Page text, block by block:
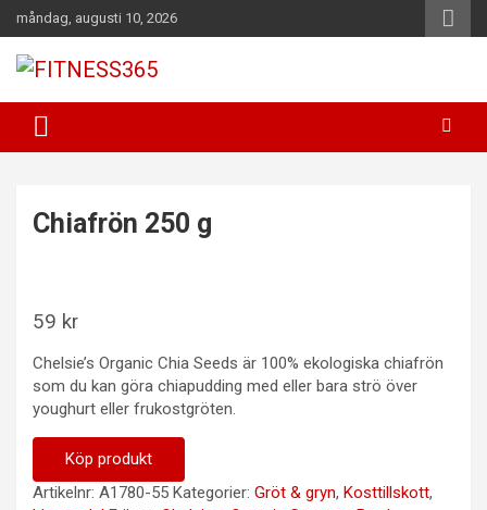
Hoppa
till
innehåll
måndag, augusti 10, 2026
FITNESS365
Chiafrön 250 g
59 kr
Chelsie’s Organic Chia Seeds är 100% ekologiska chiafrön
som du kan göra chiapudding med eller bara strö över
youghurt eller frukostgröten.
Köp produkt
Artikelnr: A1780-55 Kategorier: Gröt & gryn, Kosttillskott,